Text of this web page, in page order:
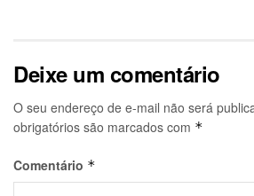
Deixe um comentário
O seu endereço de e-mail não será
obrigatórios são marcados com *
Comentário *